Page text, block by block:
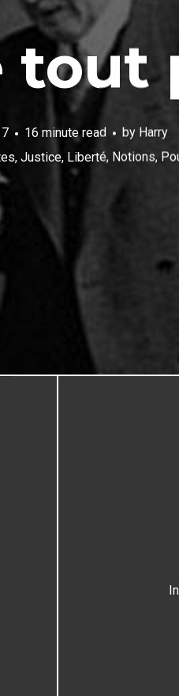
tout
16 minute read by Harry
, Justice, Liberté, Notions,
In